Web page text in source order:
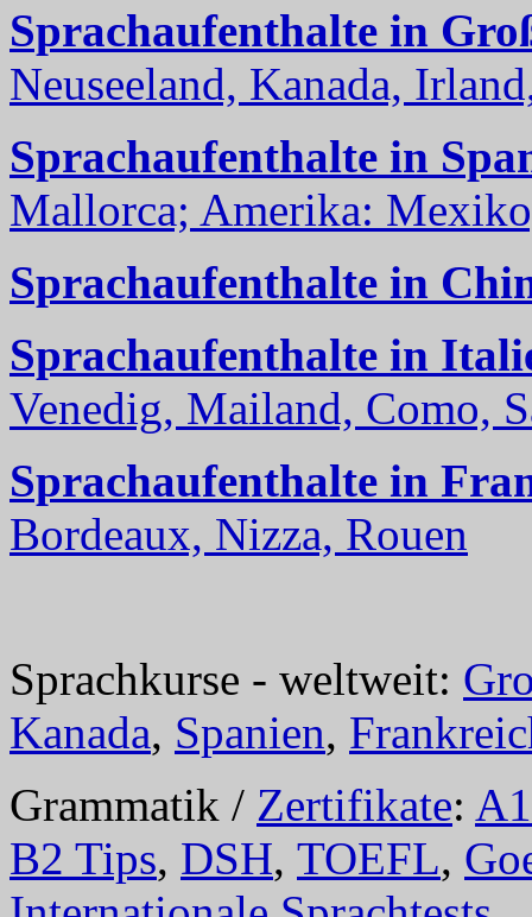
Sprachaufenthalte in
Neuseeland, Kanada,
Sprachaufenthalte in
Mallorca; Amerika:
Sprachaufenthalte in
Sprachaufenthalte in
Venedig, Mailand, Como,
Sprachaufenthalte in
Bordeaux, Nizza, Rouen
Sprachkurse - weltweit:
Kanada, Spanien,
Grammatik / Zertifikate: A1
B2 Tips, DSH, TOEFL,